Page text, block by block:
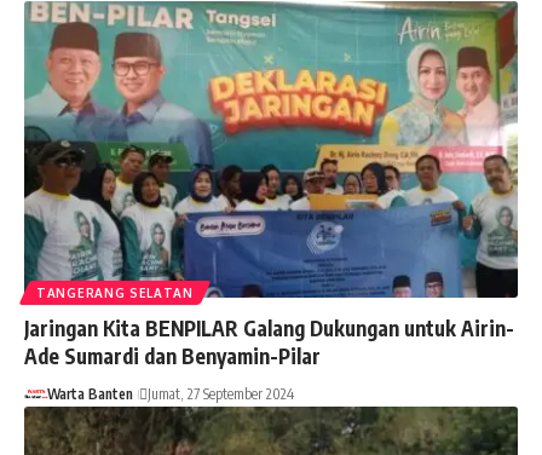
TANGERANG SELATAN
Jaringan Kita BENPILAR Galang Dukungan untuk Airin-
Ade Sumardi dan Benyamin-Pilar
Warta Banten Jumat, 27 September 2024